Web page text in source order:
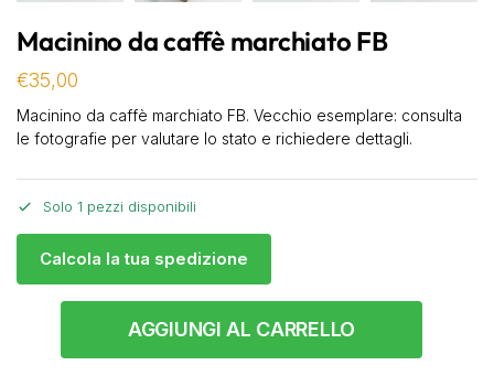
Macinino da caffè marchiato FB
€35,00
Macinino da caffè marchiato FB. Vecchio esemplare: consulta
le fotografie per valutare lo stato e richiedere dettagli.
Solo 1 pezzi disponibili
Calcola la tua spedizione
AGGIUNGI AL CARRELLO